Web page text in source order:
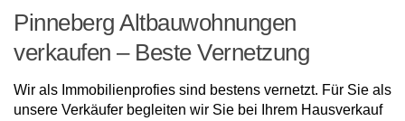
Pinneberg Altbauwohnungen
verkaufen – Beste Vernetzung
Wir als Immobilienprofies sind bestens vernetzt. Für Sie als
unsere Verkäufer begleiten wir Sie bei Ihrem Hausverkauf